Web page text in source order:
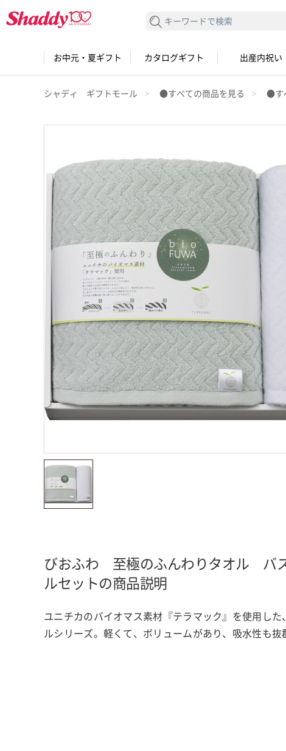
検索する
お中元・夏ギフト カタログギフト 出産内祝い
シャディ ギフトモール ●すべての商品を見る ●す
びおふわ 至極のふんわりタオル バ
ルセットの商品説明
ユニチカのバイオマス素材『テラマック』を使用した
ルシリーズ。軽くて、ボリュームがあり、吸水性も抜